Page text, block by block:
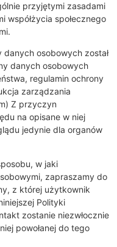
przyjętymi zasadami
współżycia społecznego
danych osobowych został
danych osobowych
regulamin ochrony
zarządzania
Z przyczyn
na opisane w niej
jedynie dla organów
w jaki
zapraszamy do
z której użytkownik
Polityki
zostanie niezwłocznie
powołanej do tego